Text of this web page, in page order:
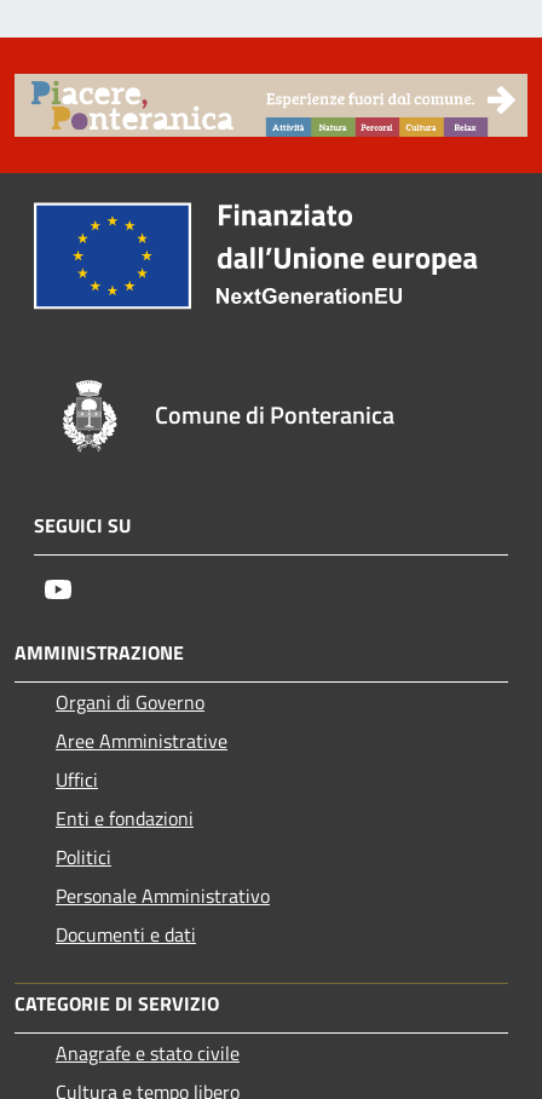
Comune di Ponteranica
SEGUICI SU
AMMINISTRAZIONE
Organi di Governo
Aree Amministrative
Uffici
Enti e fondazioni
Politici
Personale Amministrativo
Documenti e dati
CATEGORIE DI SERVIZIO
Anagrafe e stato civile
Cultura e tempo libero